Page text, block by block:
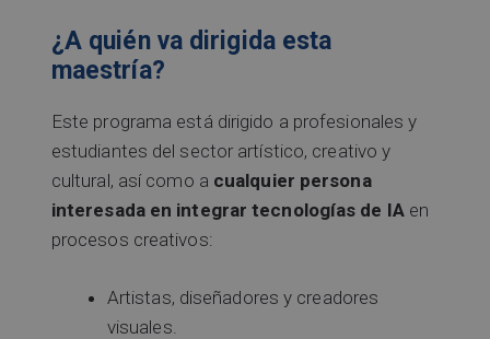
¿A quién va dirigida esta
maestría?
Este programa está dirigido a profesionales y
estudiantes del sector artístico, creativo y
cultural, así como a cualquier persona
interesada en integrar tecnologías de IAen
procesos creativos:
Artistas, diseñadores y creadores
visuales.